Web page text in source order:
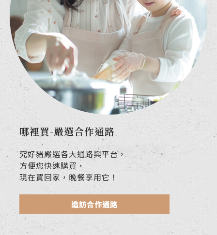
哪裡買-嚴選合作通路
究好豬嚴選各大通路與平台，
方便您快速購買，
現在買回家，晚餐享用它！
造訪合作通路